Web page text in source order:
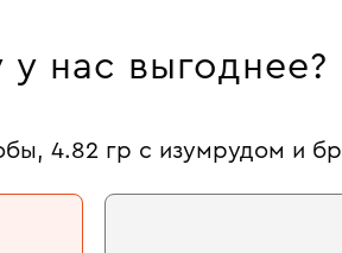
нас выгоднее?
4.82 гр с изумрудом и